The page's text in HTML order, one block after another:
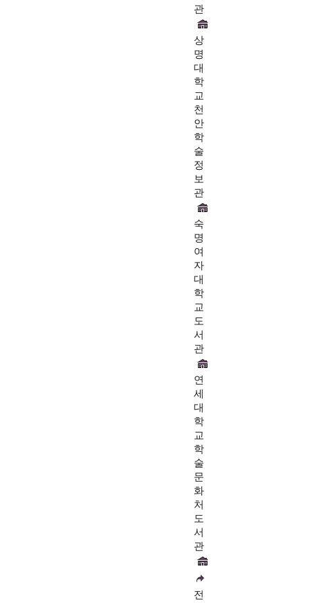
관
상
명
대
학
교
천
안
학
술
정
보
관
숙
명
여
자
대
학
교
도
서
관
연
세
대
학
교
학
술
문
화
처
도
서
관
전